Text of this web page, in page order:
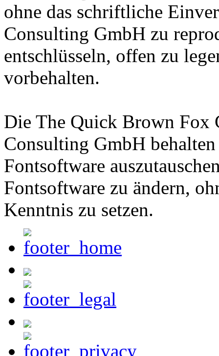
ohne das schriftliche
Consulting GmbH zu
entschlüsseln, offen zu
vorbehalten.
Die The Quick Brown Fox
Consulting GmbH
Fontsoftware
Fontsoftware zu ändern,
Kenntnis zu setzen.